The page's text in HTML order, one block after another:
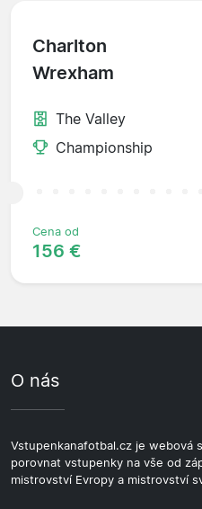
Charlton
Wrexham
The Valley
Championship
Cena od
156 €
O nás
Vstupenkanafotbal.cz je webová
porovnat vstupenky na vše od
mistrovství Evropy a mistrovství